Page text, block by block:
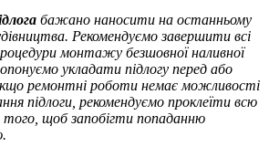
бажано наносити на останньому
Рекомендуємо завершити всі
монтажу безшовної наливної
укладати підлогу перед або
ремонтні роботи немає можливості
підлоги, рекомендуємо проклеїти всю
того, щоб запобігти попаданню